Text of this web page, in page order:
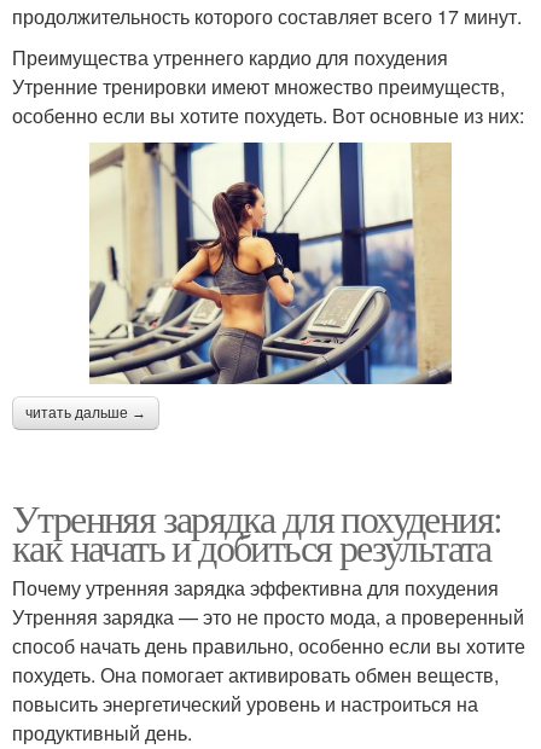
продолжительность которого составляет всего 17 минут.
Преимущества утреннего кардио для похудения
Утренние тренировки имеют множество преимуществ,
особенно если вы хотите похудеть. Вот основные из них:
читать дальше →
Утренняя зарядка для похудения:
как начать и добиться результата
Почему утренняя зарядка эффективна для похудения
Утренняя зарядка — это не просто мода, а проверенный
способ начать день правильно, особенно если вы хотите
похудеть. Она помогает активировать обмен веществ,
повысить энергетический уровень и настроиться на
продуктивный день.